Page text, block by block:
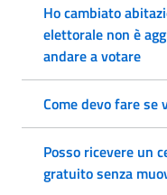
Ho cambiato
elettorale non è
andare a votare
Come devo fare se
Posso ricevere un
gratuito senza